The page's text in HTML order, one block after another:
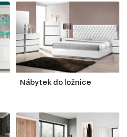
Nábytek do ložnice